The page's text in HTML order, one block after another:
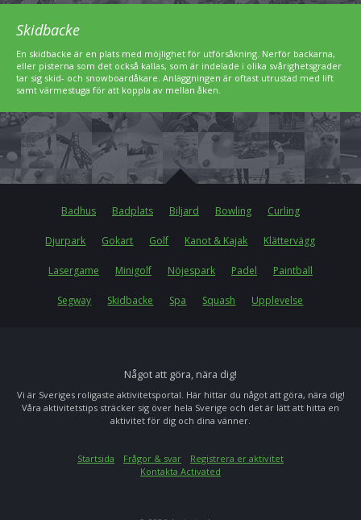
Skidbacke
En skidbacke är en plats med möjlighet för utförsåkning. Nerför backarna,
eller pisterna som det också kallas, som är indelade i olika svårighetsgrader
tar sig skid- och snowboardåkare. Anläggningen är oftast utrustad med lift
samt värmestuga för att koppla av mellan åken.
Badhus Badplats Biljard Bowling Curling
Djurpark Gokart Golf Kanot & Kajak Klättervägg
Lasergame Minigolf Nöjespark Padel Paintball
Segway Skidbacke Spa Squash Upplevelse
Något att göra, nära dig!
Vi är Sveriges roligaste aktivitetsportal. Här hittar du något att göra, nära dig!
Våra aktivitetstips sträcker sig över hela Sverige och det är lätt att hitta en
aktivitet för dig och dina vänner.
Startsida Frågor & svar
Registrera er aktivitet
Kontakta Activated